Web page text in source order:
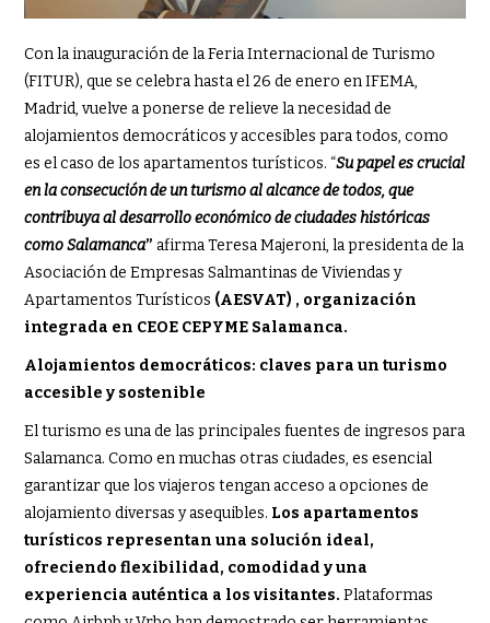
Con la inauguración de la Feria Internacional de Turismo
(FITUR), que se celebra hasta el 26 de enero en IFEMA,
Madrid, vuelve a ponerse de relieve la necesidad de
alojamientos democráticos y accesibles para todos, como
es el caso de los apartamentos turísticos. “Su papel es crucial
en la consecución de un turismo al alcance de todos, que
contribuya al desarrollo económico de ciudades históricas
como Salamanca” afirma Teresa Majeroni, la presidenta de la
Asociación de Empresas Salmantinas de Viviendas y
Apartamentos Turísticos (AESVAT) , organización
integrada en CEOE CEPYME Salamanca.
Alojamientos democráticos: claves para un turismo
accesible y sostenible
El turismo es una de las principales fuentes de ingresos para
Salamanca. Como en muchas otras ciudades, es esencial
garantizar que los viajeros tengan acceso a opciones de
alojamiento diversas y asequibles. Los apartamentos
turísticos representan una solución ideal,
ofreciendo flexibilidad, comodidad y una
experiencia auténtica a los visitantes.Plataformas